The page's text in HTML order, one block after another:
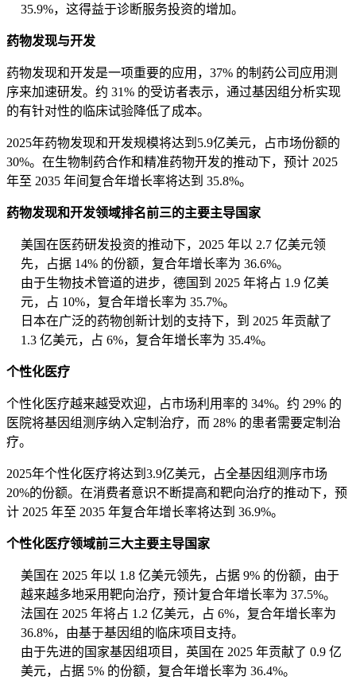
35.9%，这得益于诊断服务投资的增加。
药物发现与开发
药物发现和开发是一项重要的应用，37% 的制药公司应用测
序来加速研发。约 31% 的受访者表示，通过基因组分析实现
的有针对性的临床试验降低了成本。
2025年药物发现和开发规模将达到5.9亿美元，占市场份额的
30%。在生物制药合作和精准药物开发的推动下，预计 2025
年至 2035 年间复合年增长率将达到 35.8%。
药物发现和开发领域排名前三的主要主导国家
美国在医药研发投资的推动下，2025 年以 2.7 亿美元领
先，占据 14% 的份额，复合年增长率为 36.6%。
由于生物技术管道的进步，德国到 2025 年将占 1.9 亿美
元，占 10%，复合年增长率为 35.7%。
日本在广泛的药物创新计划的支持下，到 2025 年贡献了
1.3 亿美元，占 6%，复合年增长率为 35.4%。
个性化医疗
个性化医疗越来越受欢迎，占市场利用率的 34%。约 29% 的
医院将基因组测序纳入定制治疗，而 28% 的患者需要定制治
疗。
2025年个性化医疗将达到3.9亿美元，占全基因组测序市场
20%的份额。在消费者意识不断提高和靶向治疗的推动下，预
计 2025 年至 2035 年复合年增长率将达到 36.9%。
个性化医疗领域前三大主要主导国家
美国在 2025 年以 1.8 亿美元领先，占据 9% 的份额，由于
越来越多地采用靶向治疗，预计复合年增长率为 37.5%。
法国在 2025 年将占 1.2 亿美元，占 6%，复合年增长率为
36.8%，由基于基因组的临床项目支持。
由于先进的国家基因组项目，英国在 2025 年贡献了 0.9 亿
美元，占据 5% 的份额，复合年增长率为 36.4%。